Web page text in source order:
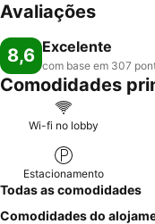
Avaliações
8,6 Excelente
com base em 307
Comodidades
Wi-fi no lobby
Estacionamento
Todas as comodidades
Comodidades do